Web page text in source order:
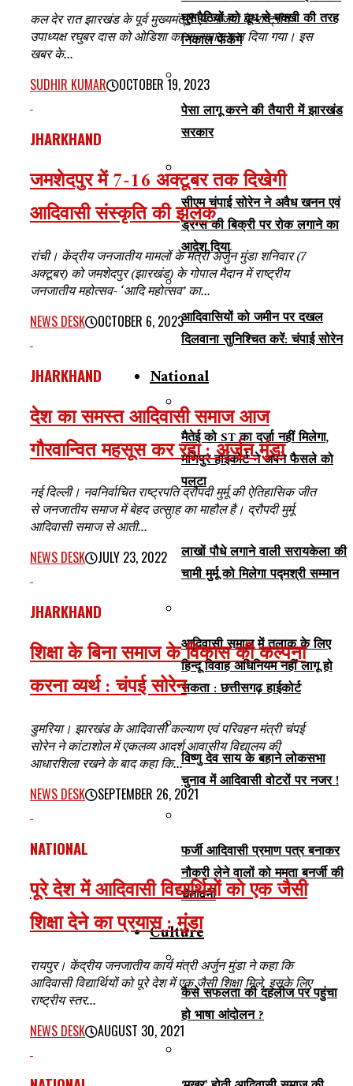
घुसपैठियों को दूध से मक्खी की तरह
निकाल फेंकेंगे
पेसा लागू करने की तैयारी में झारखंड
सरकार
सीएम चंपाई सोरेन ने अवैध खनन एवं
ड्रग्स की बिक्री पर रोक लगाने का
आदेश दिया
आदिवासियों को जमीन पर दखल
दिलवाना सुनिश्चित करें: चंपाई सोरेन
National
मैतेई को ST का दर्जा नहीं मिलेगा,
मणिपुर हाईकोर्ट ने अपने फैसले को
पलटा
लाखों पौधे लगाने वाली सरायकेला की
चामी मुर्मू को मिलेगा पद्मश्री सम्मान
आदिवासी समाज में तलाक के लिए
हिन्दू विवाह अधिनियम नहीं लागू हो
सकता : छत्तीसगढ़ हाईकोर्ट
विष्णु देव साय के बहाने लोकसभा
चुनाव में आदिवासी वोटरों पर नजर !
फर्जी आदिवासी प्रमाण पत्र बनाकर
नौकरी लेने वालों को ममता बनर्जी की
चेतावनी
Culture
कैसे सफलता की दहलीज पर पहुंचा
हो भाषा आंदोलन ?
कल देर रात झारखंड के पूर्व मुख्यमंत्री एवं भाजपा के राष्ट्रीय
उपाध्यक्ष रघुबर दास को ओडिशा का राज्यपाल बना दिया गया। इस
खबर के...
SUDHIR KUMAR OCTOBER 19, 2023
JHARKHAND
जमशेदपुर में 7-16 अक्टूबर तक दिखेगी
आदिवासी संस्कृति की झलक
रांची। केंद्रीय जनजातीय मामलों के मंत्री अर्जुन मुंडा शनिवार (7
अक्टूबर) को जमशेदपुर (झारखंड) के गोपाल मैदान में राष्ट्रीय
जनजातीय महोत्सव- ‘आदि महोत्सव’ का...
NEWS DESK OCTOBER 6, 2023
JHARKHAND
देश का समस्त आदिवासी समाज आज
गौरवान्वित महसूस कर रहा : अर्जुन मुंडा
नई दिल्ली। नवनिर्वाचित राष्ट्रपति द्रौपदी मुर्मू की ऐतिहासिक जीत
से जनजातीय समाज में बेहद उत्साह का माहौल है। द्रौपदी मुर्मू
आदिवासी समाज से आती...
NEWS DESK JULY 23, 2022
JHARKHAND
शिक्षा के बिना समाज के विकास की कल्पना
करना व्यर्थ : चंपई सोरेन
डुमरिया। झारखंड के आदिवासी कल्याण एवं परिवहन मंत्री चंपई
सोरेन ने कांटाशोल में एकलव्य आदर्श आवासीय विद्यालय की
आधारशिला रखने के बाद कहा कि...
NEWS DESK SEPTEMBER 26, 2021
NATIONAL
पूरे देश में आदिवासी विद्यार्थियों को एक जैसी
शिक्षा देने का प्रयास : मुंडा
रायपुर। केंद्रीय जनजातीय कार्य मंत्री अर्जुन मुंडा ने कहा कि
आदिवासी विद्यार्थियों को पूरे देश में एक जैसी शिक्षा मिले, इसके लिए
राष्ट्रीय स्तर...
NEWS DESK AUGUST 30, 2021